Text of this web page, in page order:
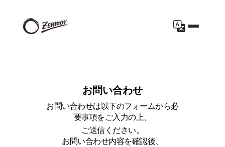
お問い合わせ
お問い合わせは以下のフォームから必
要事項をご入力の上、
ご送信ください。
お問い合わせ内容を確認後、